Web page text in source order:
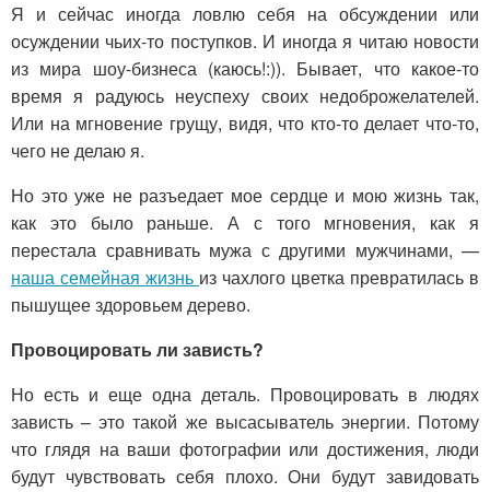
Я и сейчас иногда ловлю себя на обсуждении или
осуждении чьих-то поступков. И иногда я читаю новости
из мира шоу-бизнеса (каюсь!:)). Бывает, что какое-то
время я радуюсь неуспеху своих недоброжелателей.
Или на мгновение грущу, видя, что кто-то делает что-то,
чего не делаю я.
Но это уже не разъедает мое сердце и мою жизнь так,
как это было раньше. А с того мгновения, как я
перестала сравнивать мужа с другими мужчинами, —
наша семейная жизнь из чахлого цветка превратилась в
пышущее здоровьем дерево.
Провоцировать ли зависть?
Но есть и еще одна деталь. Провоцировать в людях
зависть – это такой же высасыватель энергии. Потому
что глядя на ваши фотографии или достижения, люди
будут чувствовать себя плохо. Они будут завидовать